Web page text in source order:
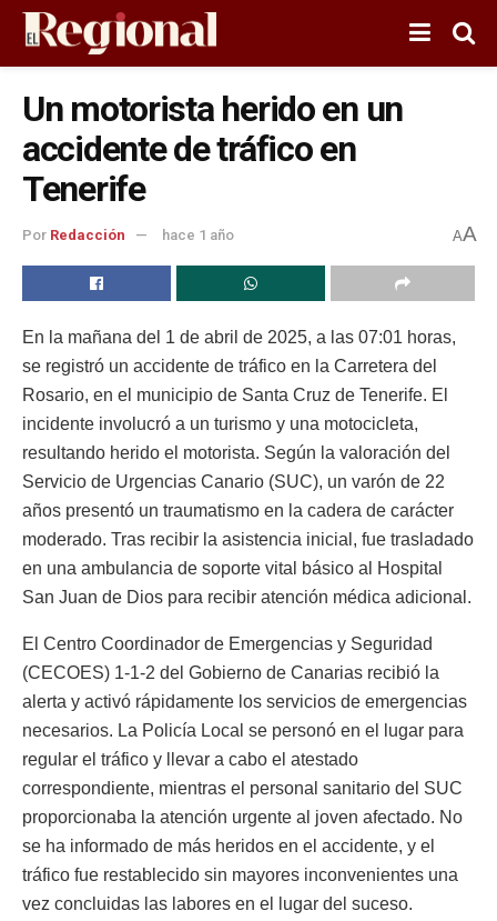
Un motorista herido en un
accidente de tráfico en
Tenerife
Por Redacción hace 1 año AA
En la mañana del 1 de abril de 2025, a las 07:01 horas,
se registró un accidente de tráfico en la Carretera del
Rosario, en el municipio de Santa Cruz de Tenerife. El
incidente involucró a un turismo y una motocicleta,
resultando herido el motorista. Según la valoración del
Servicio de Urgencias Canario (SUC), un varón de 22
años presentó un traumatismo en la cadera de carácter
moderado. Tras recibir la asistencia inicial, fue trasladado
en una ambulancia de soporte vital básico al Hospital
San Juan de Dios para recibir atención médica adicional.
El Centro Coordinador de Emergencias y Seguridad
(CECOES) 1-1-2 del Gobierno de Canarias recibió la
alerta y activó rápidamente los servicios de emergencias
necesarios. La Policía Local se personó en el lugar para
regular el tráfico y llevar a cabo el atestado
correspondiente, mientras el personal sanitario del SUC
proporcionaba la atención urgente al joven afectado. No
se ha informado de más heridos en el accidente, y el
tráfico fue restablecido sin mayores inconvenientes una
vez concluidas las labores en el lugar del suceso.